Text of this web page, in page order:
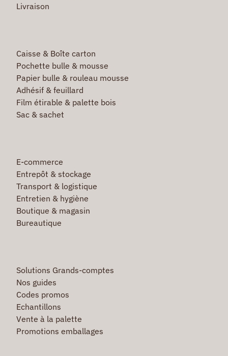
Livraison
Caisse & Boîte carton
Pochette bulle & mousse
Papier bulle & rouleau mousse
Adhésif & feuillard
Film étirable & palette bois
Sac & sachet
E-commerce
Entrepôt & stockage
Transport & logistique
Entretien & hygiène
Boutique & magasin
Bureautique
Solutions Grands-comptes
Nos guides
Codes promos
Echantillons
Vente à la palette
Promotions emballages